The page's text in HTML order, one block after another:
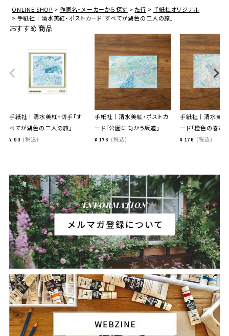
ONLINE SHOP
作家名・メーカーから探す た行
手紙社オリジナル
手紙社｜清水美紅・ポストカード「すべてが湖色の二人の旅」
おすすめ商品
手紙社｜清水美紅・切手「す
べてが湖色の二人の旅」
¥ 90 税込
手紙社｜清水美紅・ポストカ
ード「公園に向かう坂道」
¥ 176 税込
手紙社｜清水美紅
ード「橙色の喜び」
¥ 176 税込